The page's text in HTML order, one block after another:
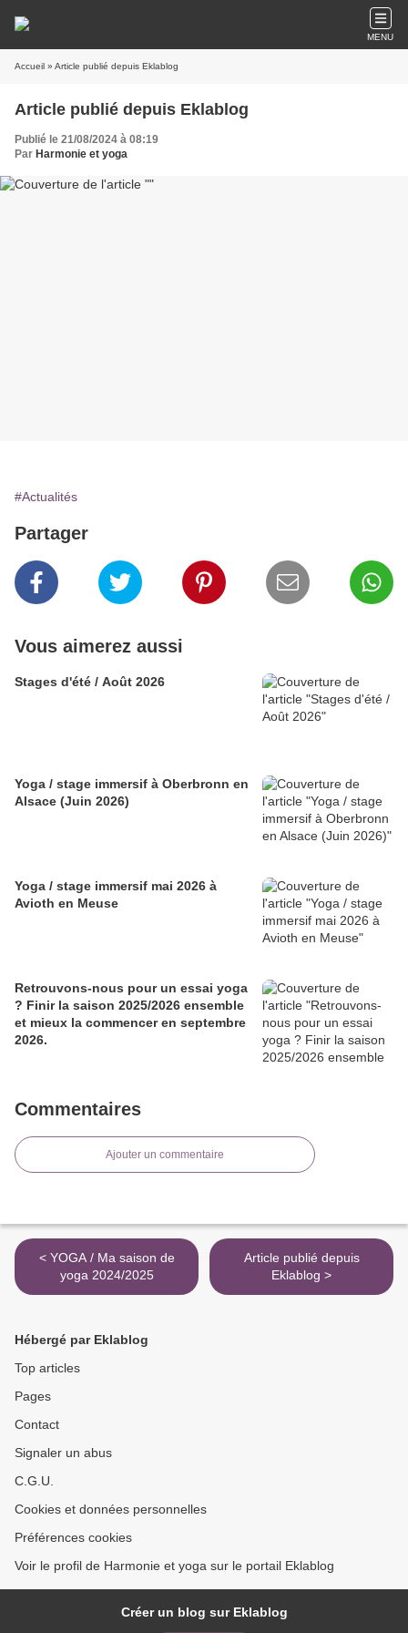
MENU
Accueil » Article publié depuis Eklablog
Article publié depuis Eklablog
Publié le 21/08/2024 à 08:19
Par Harmonie et yoga
#Actualités
Partager
Vous aimerez aussi
Stages d'été / Août 2026
Yoga / stage immersif à Oberbronn en
Alsace (Juin 2026)
Yoga / stage immersif mai 2026 à
Avioth en Meuse
Retrouvons-nous pour un essai yoga
? Finir la saison 2025/2026 ensemble
et mieux la commencer en septembre
2026.
Commentaires
Ajouter un commentaire
< YOGA / Ma saison de
yoga 2024/2025
Article publié depuis
Eklablog >
Hébergé par Eklablog
Top articles
Pages
Contact
Signaler un abus
C.G.U.
Cookies et données personnelles
Préférences cookies
Voir le profil de Harmonie et yoga sur le portail Eklablog
Créer un blog sur Eklablog